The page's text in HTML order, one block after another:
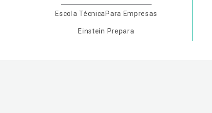
Escola Técnica Para Empresas
Einstein Prepara